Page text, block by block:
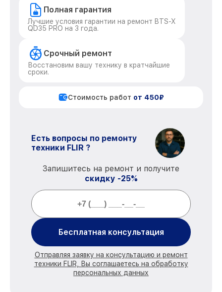
Полная гарантия
Лучшие условия гарантии на ремонт BTS-X
QD35 PRO на 3 года.
Срочный ремонт
Восстановим вашу технику в кратчайшие
сроки.
Стоимость работ от 450₽
Есть вопросы по ремонту
техники FLIR ?
Запишитесь на ремонт и получите
скидку -25%
Бесплатная консультация
Отправляя заявку на консультацию и ремонт
техники FLIR, Вы соглашаетесь на обработку
персональных данных